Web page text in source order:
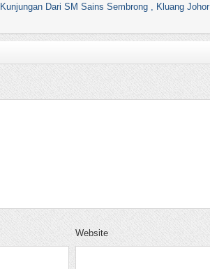
Kunjungan Dari SM Sains Sembrong , Kluang Johor
Website